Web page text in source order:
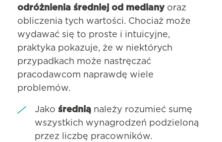
odróżnienia średniej od medianyoraz
obliczenia tych wartości. Chociaż może
wydawać się to proste i intuicyjne,
praktyka pokazuje, że w niektórych
przypadkach może nastręczać
pracodawcom naprawdę wiele
problemów.
Jako średnią należy rozumieć sumę
wszystkich wynagrodzeń podzieloną
przez liczbę pracowników.